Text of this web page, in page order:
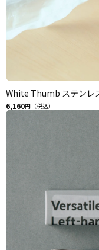
White Thumb ステンレ
6,160円（税込）